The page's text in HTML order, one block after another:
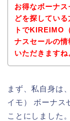
お得なボーナ
どを探してい
トでKIREIMO
ナスセールの
いただきますね
まず、私自身は
イモ） ボーナス
ことにしました。